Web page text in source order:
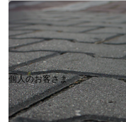
料金分析(ご利用料金管理
Web明細(My docomo)
個人のお客さま
NTTドコモ
OCNなど